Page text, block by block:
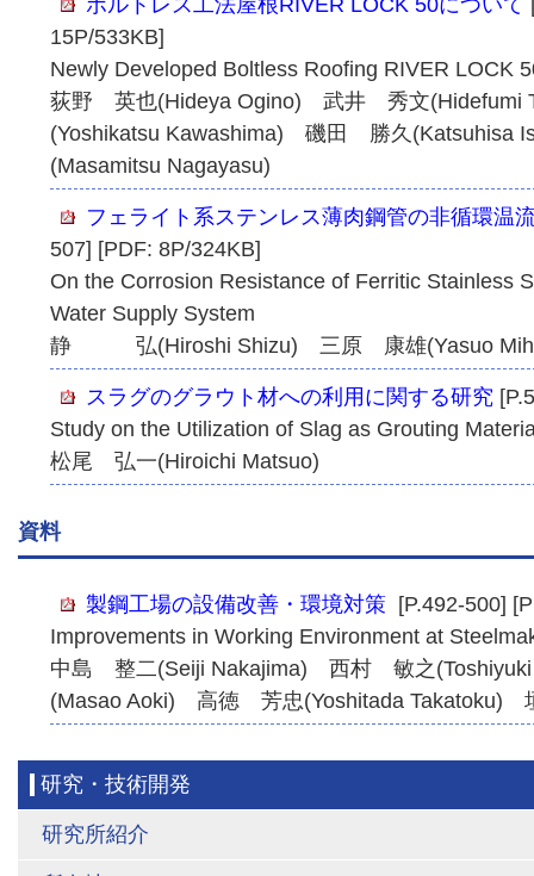
ボルトレス工法屋根RIVER LOCK 50について
15P/533KB]
Newly Developed Boltless Roofing RIVER LOCK
荻野 英也(Hideya Ogino) 武井 秀文
(Yoshikatsu Kawashima) 磯田 勝久
(Masamitsu Nagayasu)
フェライト系ステンレス薄肉鋼管の非循環温
507] [PDF: 8P/324KB]
On the Corrosion Resistance of Ferritic Stainless
Water Supply System
静 弘(Hiroshi Shizu) 三原 康雄(Yasuo
スラグのグラウト材への利用に関する研究
Study on the Utilization of Slag as Grouting
松尾 弘一(Hiroichi Matsuo)
資料
製鋼工場の設備改善・環境対策 [P.492-500]
Improvements in Working Environment at
中島 整二(Seiji Nakajima) 西村 敏之
(Masao Aoki) 高徳 芳忠(Yoshitada Takatoku)
研究・技術開発
研究所紹介